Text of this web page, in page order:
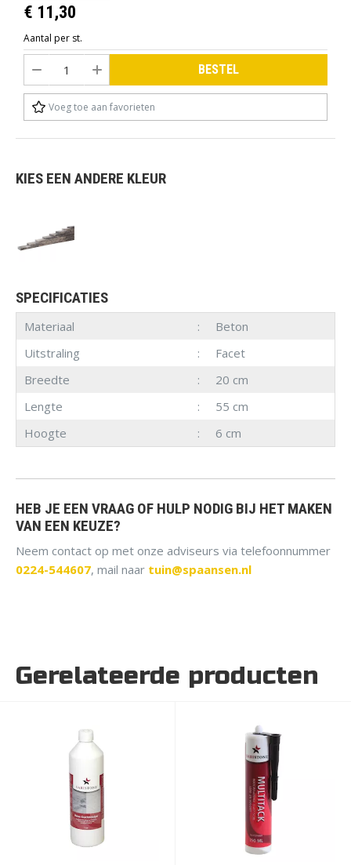
€ 11,30
Aantal per st.
BESTEL
Voeg toe aan favorieten
KIES EEN ANDERE KLEUR
SPECIFICATIES
Materiaal
Beton
Uitstraling
Facet
Breedte
20 cm
Lengte
55 cm
Hoogte
6 cm
HEB JE EEN VRAAG OF HULP NODIG BIJ HET MAKEN
VAN EEN KEUZE?
Neem contact op met onze adviseurs via telefoonnummer
0224-544607, mail naar tuin@spaansen.nl
Gerelateerde producten